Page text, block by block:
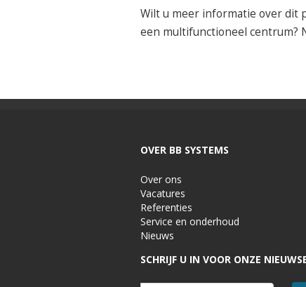
Wilt u meer informatie over dit
een multifunctioneel centrum?
OVER BB SYSTEMS
Over ons
Vacatures
Referenties
Service en onderhoud
Nieuws
SCHRIJF U IN VOOR ONZE